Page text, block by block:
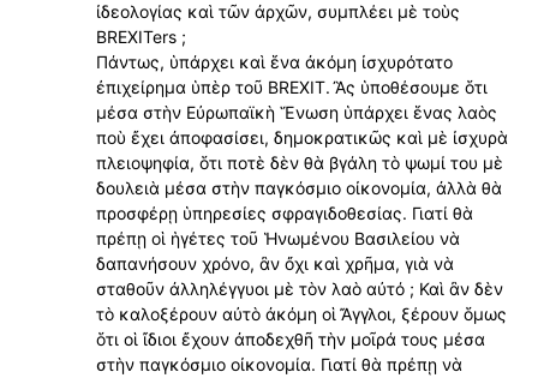
ἰδεολογίας καὶ τῶν ἀρχῶν, συμπλέει μὲ τοὺς
BREXITers ;
Πάντως, ὑπάρχει καὶ ἕνα ἀκόμη ἰσχυρότατο
ἐπιχείρημα ὑπὲρ τοῦ BREXIT. Ἂς ὑποθέσουμε ὅτι
μέσα στὴν Εὐρωπαϊκὴ Ἕνωση ὑπάρχει ἕνας λαὸς
ποὺ ἔχει ἀποφασίσει, δημοκρατικῶς καὶ μὲ ἰσχυρὰ
πλειοψηφία, ὅτι ποτὲ δὲν θὰ βγάλη τὸ ψωμί του μὲ
δουλειὰ μέσα στὴν παγκόσμιο οἰκονομία, ἀλλὰ θὰ
προσφέρῃ ὑπηρεσίες σφραγιδοθεσίας. Γιατί θὰ
πρέπῃ οἱ ἡγέτες τοῦ Ἡνωμένου Βασιλείου νὰ
δαπανήσουν χρόνο, ἂν ὄχι καὶ χρῆμα, γιὰ νὰ
σταθοῦν ἀλληλέγγυοι μὲ τὸν λαὸ αὐτό ; Καὶ ἂν δὲν
τὸ καλοξέρουν αὐτὸ ἀκόμη οἱ Ἄγγλοι, ξέρουν ὅμως
ὅτι οἱ ἴδιοι ἔχουν ἀποδεχθῆ τὴν μοῖρά τους μέσα
στὴν παγκόσμιο οἰκονομία. Γιατί θὰ πρέπῃ νὰ